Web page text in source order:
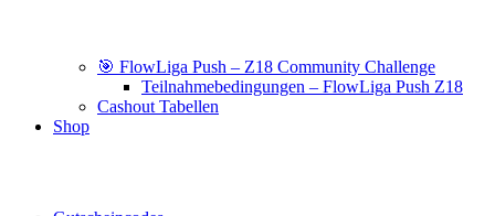
🎯 FlowLiga Push – Z18 Community Challenge
Teilnahmebedingungen – FlowLiga Push Z18
Cashout Tabellen
Shop